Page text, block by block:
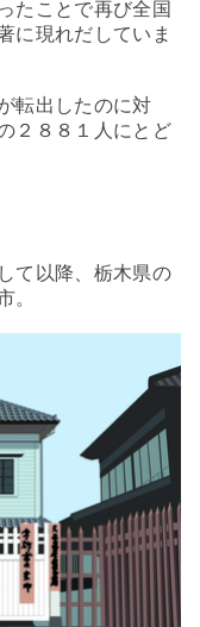
たことで再び全国
に現れだしていま
転出したのに対
２８８１人にとど
て以降、栃木県の
。